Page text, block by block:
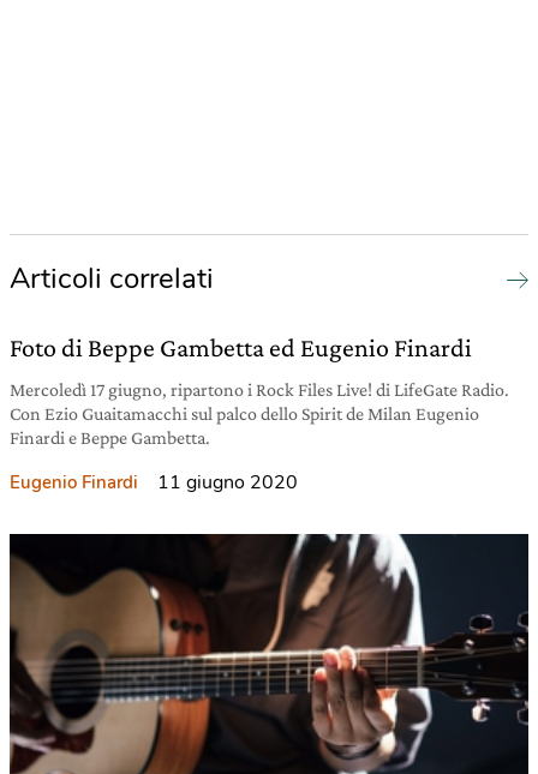
Articoli correlati
Foto di Beppe Gambetta ed Eugenio Finardi
Mercoledì 17 giugno, ripartono i Rock Files Live! di LifeGate Radio.
Con Ezio Guaitamacchi sul palco dello Spirit de Milan Eugenio
Finardi e Beppe Gambetta.
Eugenio Finardi 11 giugno 2020